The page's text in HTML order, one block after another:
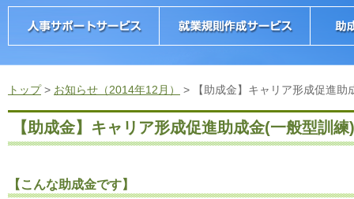
トップ> お知らせ（2014年12月） > 【助成金】キャリア形成促進
【助成金】キャリア形成促進助成金(一般型訓練)
【こんな助成金です】